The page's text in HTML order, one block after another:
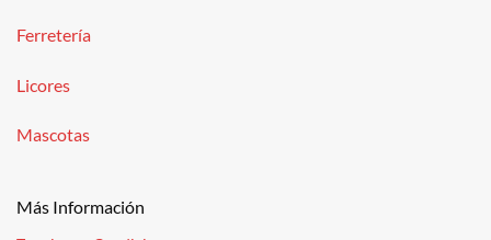
Ferretería
Licores
Mascotas
Más Información